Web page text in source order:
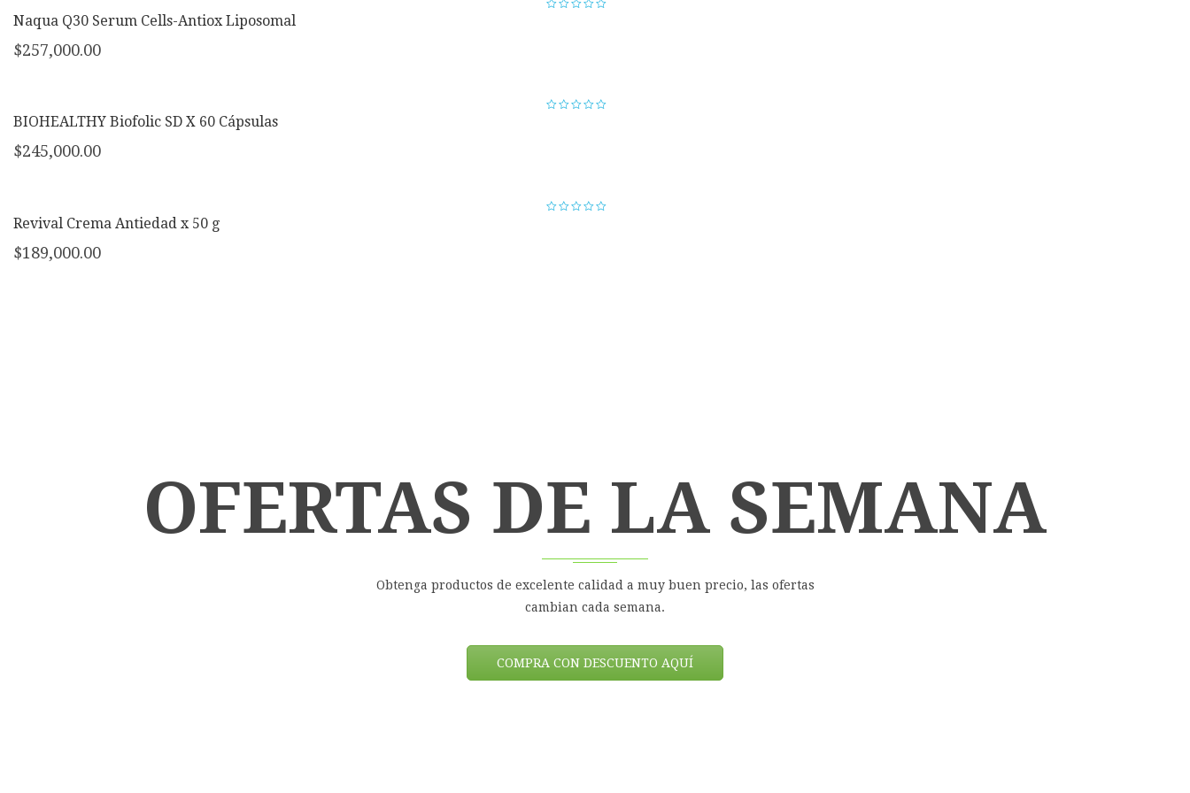
Naqua Q30 Serum Cells-Antiox Liposomal
$257,000.00
BIOHEALTHY Biofolic SD X 60 Cápsulas
$245,000.00
Revival Crema Antiedad x 50 g
$189,000.00
OFERTAS DE LA SEMANA
Obtenga productos de excelente calidad a muy buen precio, las ofertas
cambian cada semana.
COMPRA CON DESCUENTO AQUÍ